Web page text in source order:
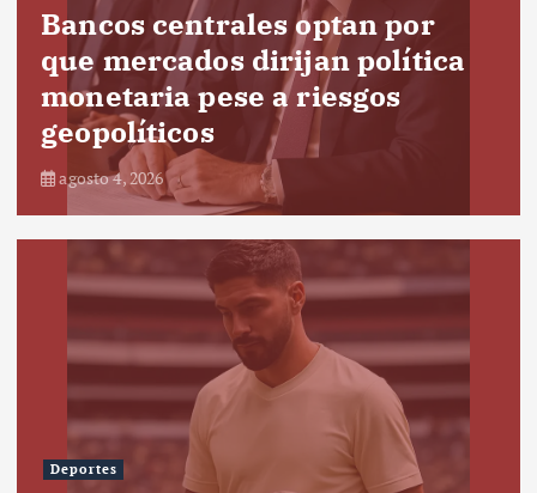
Bancos centrales optan por
que mercados dirijan política
monetaria pese a riesgos
geopolíticos
agosto 4, 2026
Deportes